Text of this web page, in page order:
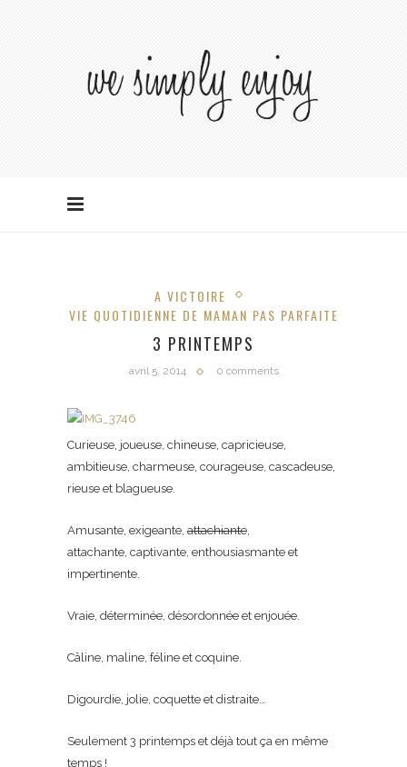
A VICTOIRE
VIE QUOTIDIENNE DE MAMAN PAS PARFAITE
3 PRINTEMPS
avril 5, 2014 0 comments
Curieuse, joueuse, chineuse, capricieuse,
ambitieuse, charmeuse, courageuse, cascadeuse,
rieuse et blagueuse.
Amusante, exigeante, attachiante
attachante, captivante, enthousiasmante et
impertinente.
Vraie, déterminée, désordonnée et enjouée.
Câline, maline, féline et coquine.
Digourdie, jolie, coquette et distraite…
Seulement 3 printemps et déjà tout ça en même
temps !